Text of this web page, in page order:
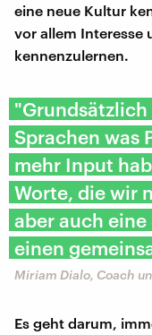
eine neue Kultur
vor allem Interesse
kennenzulernen.
"Grundsätzlich
Sprachen was
mehr Input
Worte, die wir
aber auch
einen
Miriam Dialo, Coach
Es geht darum,